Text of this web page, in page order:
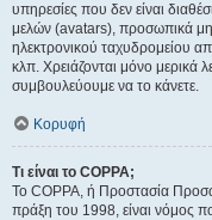
υπηρεσίες που δεν είναι
μελών (avatars), προσωπικά
ηλεκτρονικού ταχυδρομείου
κλπ. Χρειάζονται μόνο μερικά
συμβουλεύουμε να το κάνετε.
Κορυφή
Τι είναι το COPPA;
Το COPPA, ή Προστασία
πράξη του 1998, είναι νόμος